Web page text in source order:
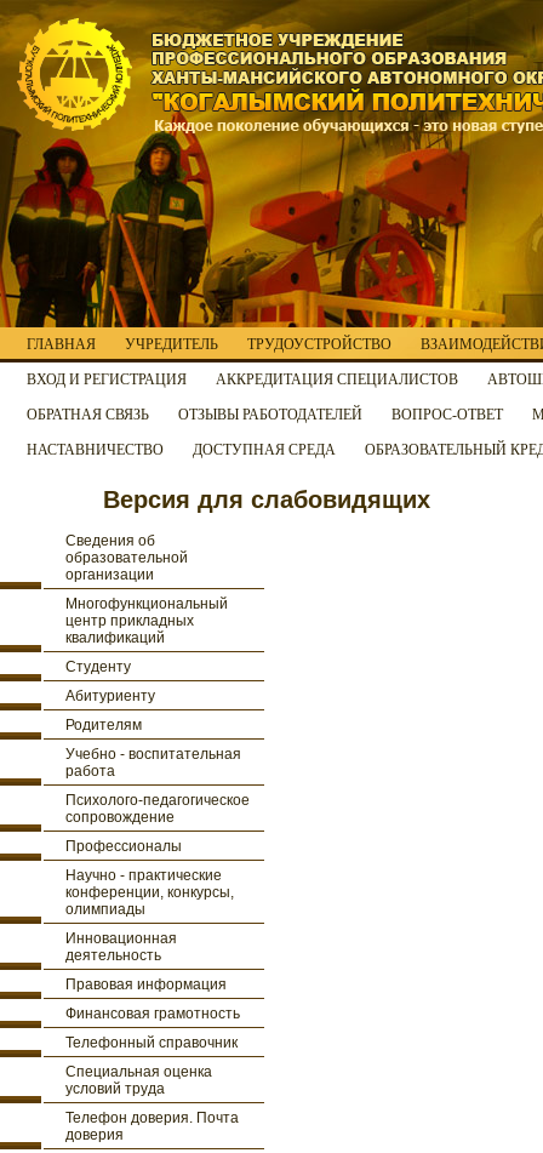
ГЛАВНАЯ УЧРЕДИТЕЛЬ ТРУДОУСТРОЙСТВО
ВХОД И РЕГИСТРАЦИЯ АККРЕДИТАЦИЯ СПЕЦИАЛИСТОВ
ОБРАТНАЯ СВЯЗЬ ОТЗЫВЫ РАБОТОДАТЕЛЕЙ ВОПРОС-ОТВЕТ
НАСТАВНИЧЕСТВО ДОСТУПНАЯ СРЕДА ОБРАЗОВАТЕЛЬНЫЙ
Версия для слабовидящих
Сведения об
образовательной
организации
Многофункциональный
центр прикладных
квалификаций
Студенту
Абитуриенту
Родителям
Учебно - воспитательная
работа
Психолого-педагогическое
сопровождение
Профессионалы
Научно - практические
конференции, конкурсы,
олимпиады
Инновационная
деятельность
Правовая информация
Финансовая грамотность
Телефонный справочник
Специальная оценка
условий труда
Телефон доверия. Почта
доверия